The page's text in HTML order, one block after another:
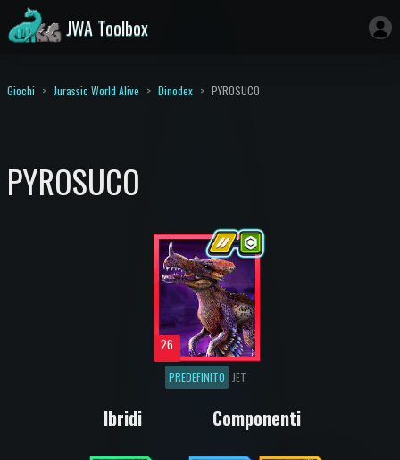
JWA Toolbox
Giochi Jurassic World Alive Dinodex PYROSUCO
PYROSUCO
26
PREDEFINITO JET
Ibridi Componenti